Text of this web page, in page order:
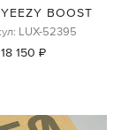
BOOST
LUX-52395
18 150 ₽